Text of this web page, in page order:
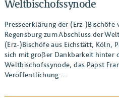
Weltbischofssynode
Presseerklärung der (Erz-)Bischöfe
Regensburg zum Abschluss der
(Erz-)Bischöfe aus Eichstätt, Köln,
sich mit großer Dankbarkeit hinter
Weltbischofssynode, das Papst
Veröffentlichung …